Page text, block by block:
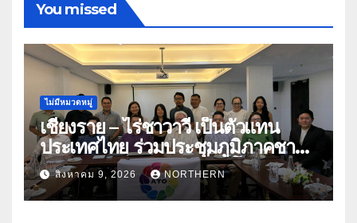
You missed
ไม่มีหมวดหมู่
เชียงราย – ไร่ชาวาวี เป็นตัวแทน
ประเทศไทย ร่วมประชุมภูมิภาคชา
อาเซียน ATO 2026 ที่อินโดนีเซีย
หารืออนาคตอุตสาหกรรมชา
ท่ามกลางความท้าทายโลก
สิงหาคม 9, 2026 NORTHERN